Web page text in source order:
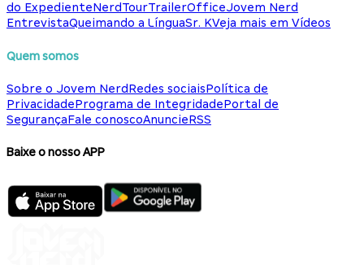
do ExpedienteNerdTourTrailerOfficeJovem Nerd
EntrevistaQueimando a LínguaSr. KVeja mais em Vídeos
Quem somos
Sobre o Jovem NerdRedes sociaisPolítica de
PrivacidadePrograma de IntegridadePortal de
SegurançaFale conoscoAnuncieRSS
Baixe o nosso APP